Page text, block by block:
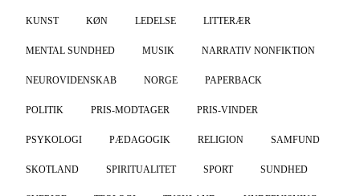
KUNST KØN LEDELSE LITTERÆR
MENTAL SUNDHED MUSIK NARRATIV NONFIKTION
NEUROVIDENSKAB NORGE PAPERBACK
POLITIK PRIS-MODTAGER PRIS-VINDER
PSYKOLOGI PÆDAGOGIK RELIGION SAMFUND
SKOTLAND SPIRITUALITET SPORT SUNDHED